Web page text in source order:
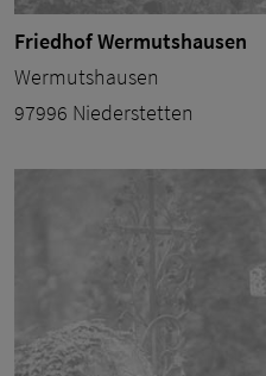
Friedhof Wermutshausen
Wermutshausen
97996 Niederstetten